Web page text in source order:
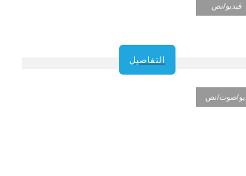
فيديو/نص
التفاصيل
صوت/نص